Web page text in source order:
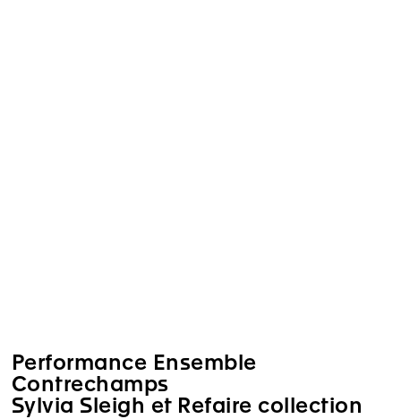
Performance Ensemble
Contrechamps
Sylvia Sleigh et Refaire collection